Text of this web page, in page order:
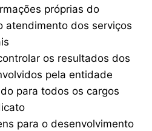
próprias do
atendimento dos serviços
os resultados dos
pela entidade
para todos os cargos
para o desenvolvimento